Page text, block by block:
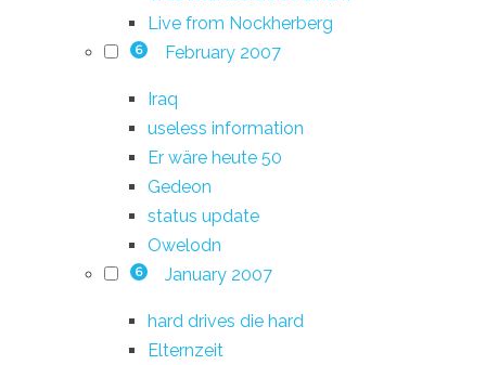
Live from Nockherberg
6 February 2007
Iraq
useless information
Er wäre heute 50
Gedeon
status update
Owelodn
6 January 2007
hard drives die hard
Elternzeit